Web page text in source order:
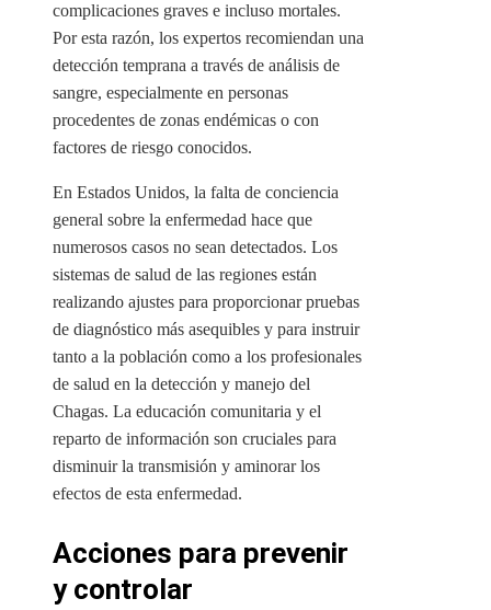
complicaciones graves e incluso mortales.
Por esta razón, los expertos recomiendan una
detección temprana a través de análisis de
sangre, especialmente en personas
procedentes de zonas endémicas o con
factores de riesgo conocidos.
En Estados Unidos, la falta de conciencia
general sobre la enfermedad hace que
numerosos casos no sean detectados. Los
sistemas de salud de las regiones están
realizando ajustes para proporcionar pruebas
de diagnóstico más asequibles y para instruir
tanto a la población como a los profesionales
de salud en la detección y manejo del
Chagas. La educación comunitaria y el
reparto de información son cruciales para
disminuir la transmisión y aminorar los
efectos de esta enfermedad.
Acciones para prevenir
y controlar